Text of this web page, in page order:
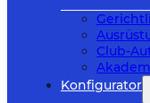
Club-
Konfigurator